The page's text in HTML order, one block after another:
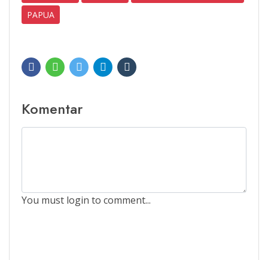
PAPUA
Komentar
You must login to comment...